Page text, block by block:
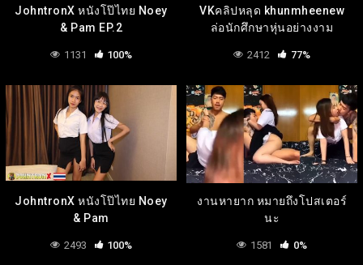
JohntronX หนังโป๊ไทย Noey
& Pam EP.2
1131 100%
VKคลิปหลุด khunmheenew
ล่อนักศึกษาหุ่นอย่างงาม
2412 77%
JohntronX หนังโป๊ไทย Noey
& Pam
2493 100%
งานหายาก หมายถึงโปสเตอร์
นะ
1581 0%